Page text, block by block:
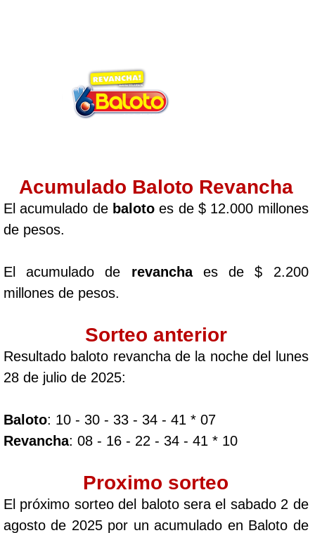
Acumulado Baloto Revancha
El acumulado de balotoes de $ 12.000 millones
de pesos.
El acumulado de revanchaes de $ 2.200
millones de pesos.
Sorteo anterior
Resultado baloto revancha de la noche del lunes
28 de julio de 2025:
Baloto: 10 - 30 - 33 - 34 - 41 * 07
Revancha: 08 - 16 - 22 - 34 - 41 * 10
Proximo sorteo
El próximo sorteo del baloto sera el sabado 2 de
agosto de 2025 por un acumulado en Baloto de